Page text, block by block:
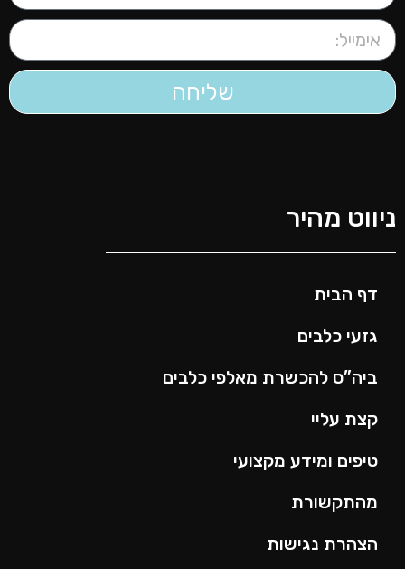
שליחה
מהיר
דף הבית
גזעי כלבים
ביה”ס להכשרת מאלפי כלבים
קצת עליי
טיפים ומידע מקצועי
מהתקשורת
הצהרת נגישות